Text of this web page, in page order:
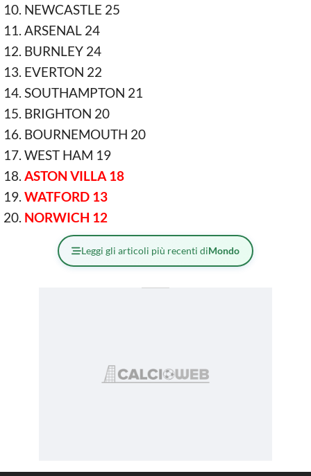
NEWCASTLE 25
ARSENAL 24
BURNLEY 24
EVERTON 22
SOUTHAMPTON 21
BRIGHTON 20
BOURNEMOUTH 20
WEST HAM 19
ASTON VILLA 18
WATFORD 13
NORWICH 12
Leggi gli articoli più recenti diMondo